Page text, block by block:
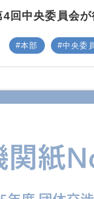
回中央委員会が
本部 中央委